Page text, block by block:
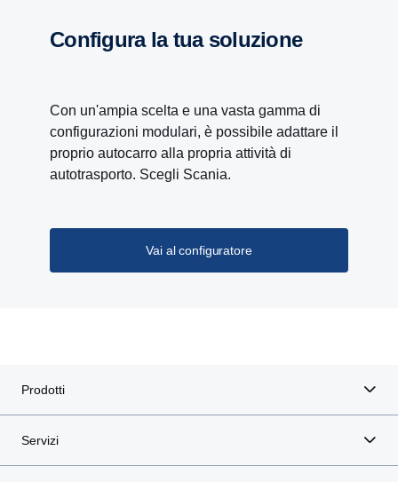
Configura la tua soluzione
Con un'ampia scelta e una vasta gamma di
configurazioni modulari, è possibile adattare il
proprio autocarro alla propria attività di
autotrasporto. Scegli Scania.
Vai al configuratore
Prodotti
Servizi